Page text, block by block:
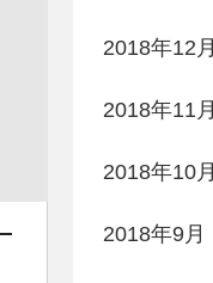
2018年12月
2018年11月
2018年10月
2018年9月